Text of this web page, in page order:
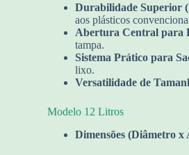
Durabilidade Superior
aos plásticos
Abertura Central para
tampa.
Sistema Prático para
lixo.
Versatilidade de
Modelo 12 Litros
Dimensões (Diâmetro